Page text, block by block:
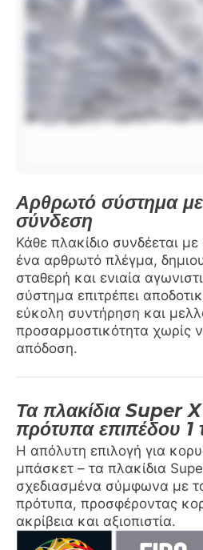
Αρθρωτό σύστημα
σύνδεση
Κάθε πλακίδιο συνδέεται
ένα αρθρωτό πλέγμα,
σταθερή και ενιαία
σύστημα επιτρέπει
εύκολη συντήρηση και
προσαρμοστικότητα χωρίς
απόδοση.
Τα πλακίδια Super
πρότυπα επιπέδου 1
Η απόλυτη επιλογή για
μπάσκετ – τα πλακίδια
σχεδιασμένα σύμφωνα με
πρότυπα, προσφέροντας
ακρίβεια και αξιοπιστία.